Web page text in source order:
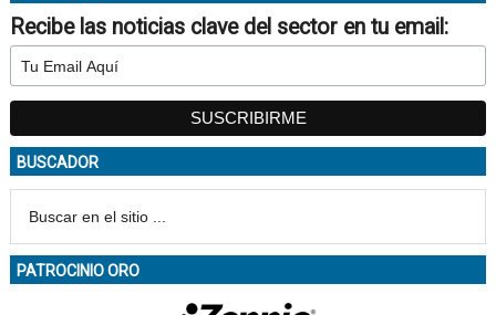
Recibe las noticias clave del sector en tu email:
BUSCADOR
PATROCINIO ORO